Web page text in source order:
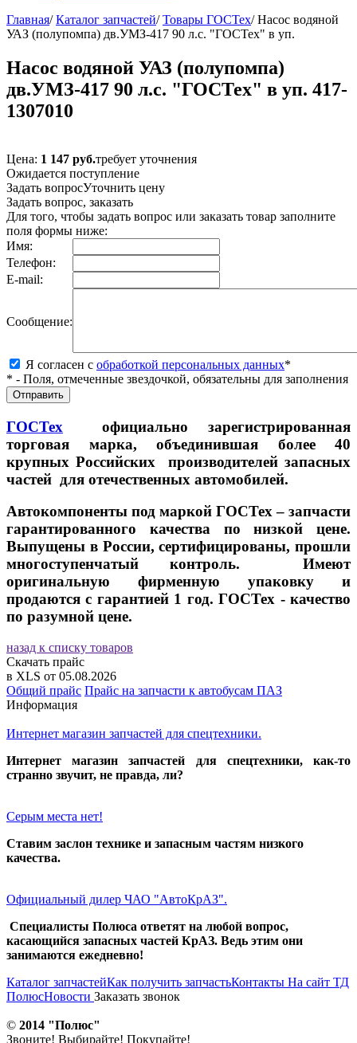
Главная/Каталог запчастей/Товары ГОСТех/Насос водяной
УАЗ (полупомпа) дв.УМЗ-417 90 л.с. "ГОСТех" в уп.
Насос водяной УАЗ (полупомпа)
дв.УМЗ-417 90 л.с. "ГОСТех" в уп. 417-
1307010
Цена: 1 147 руб.требует уточнения
Ожидается поступление
Задать вопросУточнить цену
Задать вопрос, заказать
Для того, чтобы задать вопрос или заказать товар заполните
поля формы ниже:
Имя:
Телефон:
E-mail:
Сообщение:
Я согласен с обработкой персональных данных*
* - Поля, отмеченные звездочкой, обязательны для заполнения
ГОСТех официально зарегистрированная
торговая марка, объединившая более 40
крупных Российских производителей запасных
частей для отечественных автомобилей.
Автокомпоненты под маркой ГОСТех – запчасти
гарантированного качества по низкой цене.
Выпущены в России, сертифицированы, прошли
многоступенчатый контроль. Имеют
оригинальную фирменную упаковку и
продаются с гарантией 1 год. ГОСТех - качество
по разумной цене.
назад к списку товаров
Скачать прайс
в XLS от 05.08.2026
Общий прайс Прайс на запчасти к автобусам ПАЗ
Информация
Интернет магазин запчастей для спецтехники.
Интернет магазин запчастей для спецтехники, как-то
странно звучит, не правда, ли?
Серым места нет!
Ставим заслон технике и запасным частям низкого
качества.
Официальный дилер ЧАО "АвтоКрАЗ".
Специалисты Полюса ответят на любой вопрос,
касающийся запасных частей КрАЗ. Ведь этим они
занимаются ежедневно!
Каталог запчастейКак получить запчастьКонтакты На сайт ТД
ПолюсНовости Заказать звонок
© 2014 "Полюс"
Звоните! Выбирайте! Покупайте!